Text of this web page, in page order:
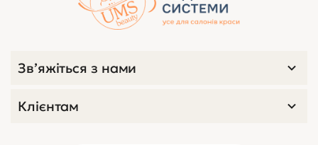
Зв’яжіться з нами
Клієнтам